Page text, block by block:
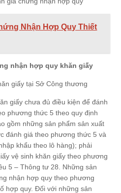
Nhận Hợp Quy Thiết
nhận hợp quy khăn giấy
giấy tại Sở Công thương
giấy chưa đủ điều kiện để đánh
phương thức 5 theo quy định
gồm những sản phẩm sản xuất
đánh giá theo phương thức 5 và
khẩu theo lô hàng); phải
vệ sinh khăn giấy theo phương
5 – Thông tư 28. Những sản
nhận hợp quy theo phương
hợp quy. Đối với những sản